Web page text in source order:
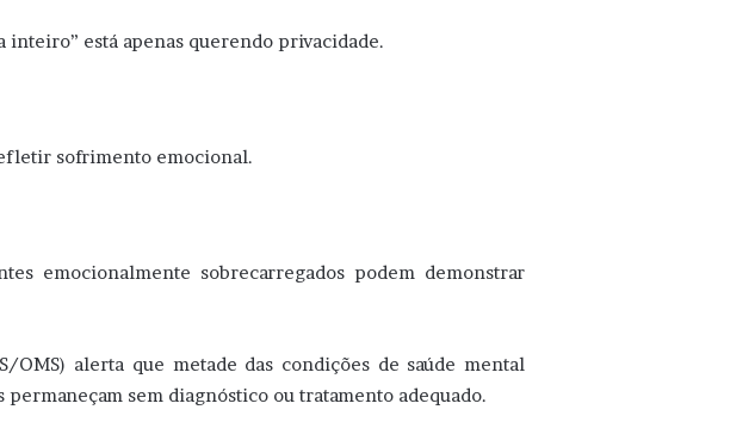
está apenas querendo privacidade.
sofrimento emocional.
emocionalmente sobrecarregados podem demonstrar
OMS) alerta que metade das condições de saúde mental
permaneçam sem diagnóstico ou tratamento adequado.